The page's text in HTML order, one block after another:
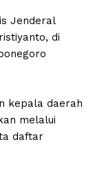
Jenderal
di
kepala daerah
melalui
daftar